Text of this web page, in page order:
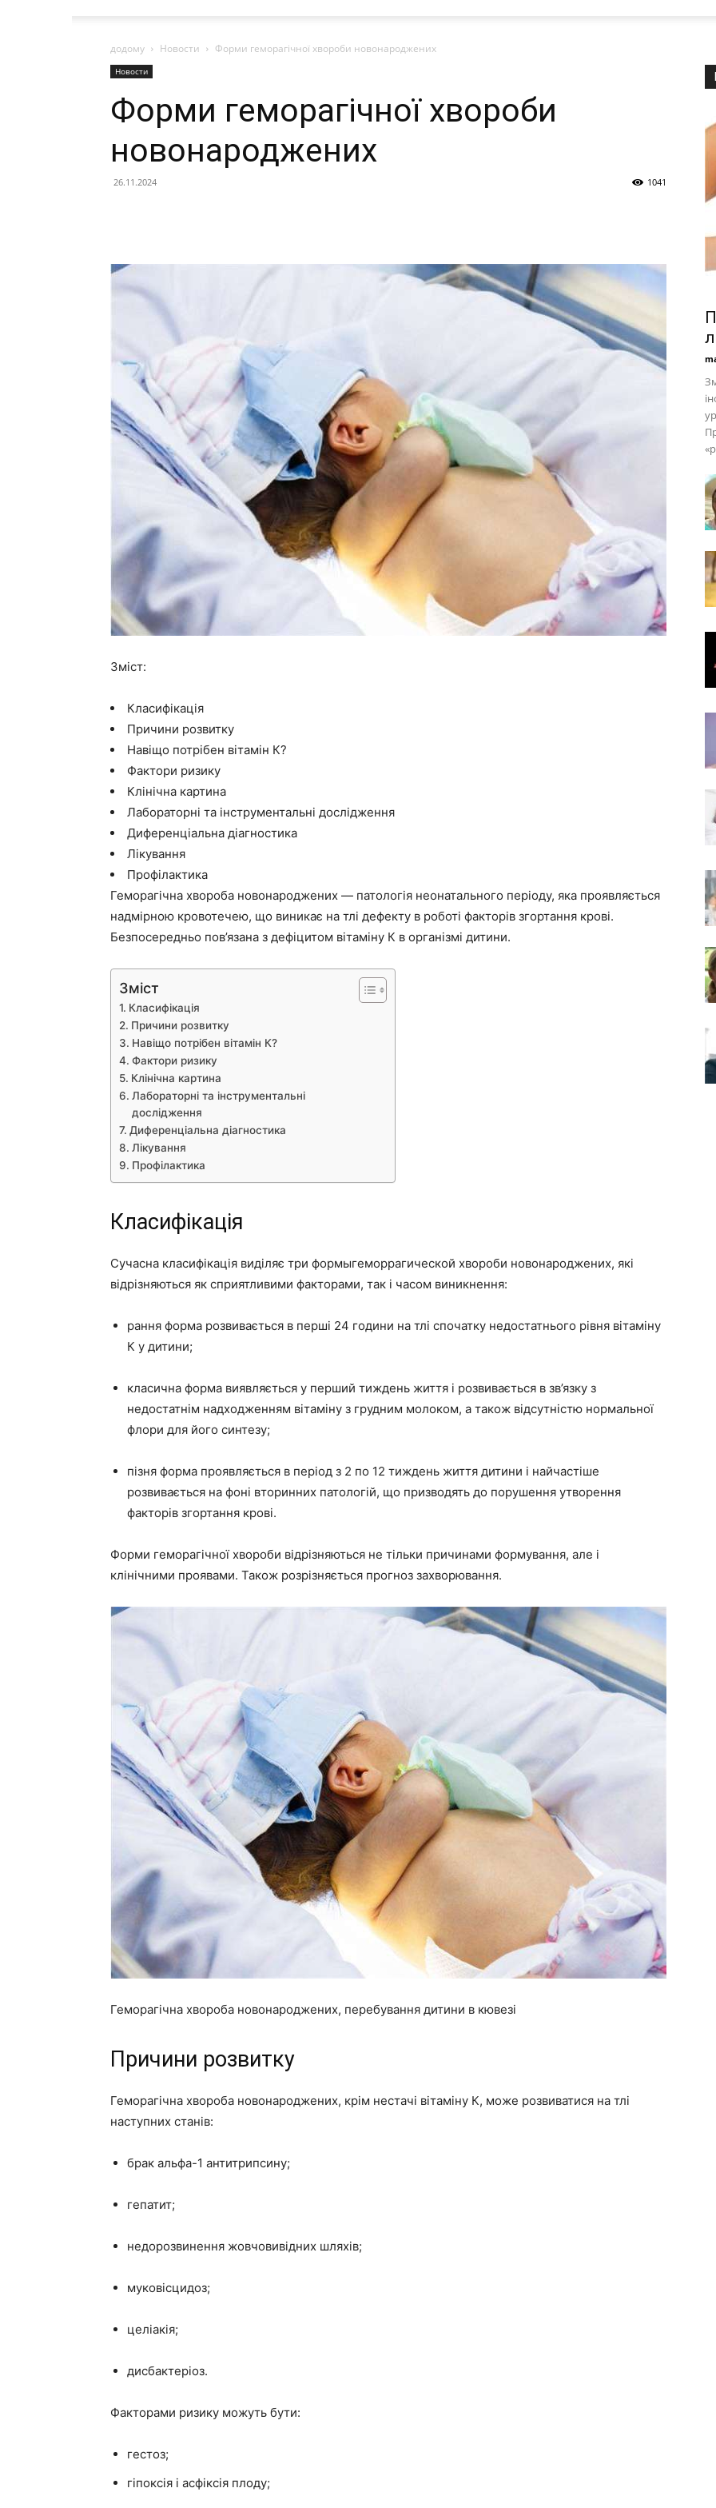
додому Новости Форми геморагічної хвороби новонароджених
Новости
Форми геморагічної хвороби
новонароджених
26.11.2024 1041
Зміст:
Класифікація
Причини розвитку
Навіщо потрібен вітамін К?
Фактори ризику
Клінічна картина
Лабораторні та інструментальні дослідження
Диференціальна діагностика
Лікування
Профілактика
Геморагічна хвороба новонароджених — патологія неонатального періоду, яка проявляється
надмірною кровотечею, що виникає на тлі дефекту в роботі факторів згортання крові.
Безпосередньо пов’язана з дефіцитом вітаміну К в організмі дитини.
Зміст
Класифікація
Причини розвитку
Навіщо потрібен вітамін К?
Фактори ризику
Клінічна картина
Лабораторні та інструментальні
дослідження
Диференціальна діагностика
Лікування
Профілактика
Класифікація
Сучасна класифікація виділяє три формыгеморрагической хвороби новонароджених, які
відрізняються як сприятливими факторами, так і часом виникнення:
рання форма розвивається в перші 24 години на тлі спочатку недостатнього рівня вітаміну
К у дитини;
класична форма виявляється у перший тиждень життя і розвивається в зв’язку з
недостатнім надходженням вітаміну з грудним молоком, а також відсутністю нормальної
флори для його синтезу;
пізня форма проявляється в період з 2 по 12 тиждень життя дитини і найчастіше
розвивається на фоні вторинних патологій, що призводять до порушення утворення
факторів згортання крові.
Форми геморагічної хвороби відрізняються не тільки причинами формування, але і
клінічними проявами. Також розрізняється прогноз захворювання.
Геморагічна хвороба новонароджених, перебування дитини в кювезі
Причини розвитку
Геморагічна хвороба новонароджених, крім нестачі вітаміну К, може розвиватися на тлі
наступних станів:
брак альфа-1 антитрипсину;
гепатит;
недорозвинення жовчовивідних шляхів;
муковісцидоз;
целіакія;
дисбактеріоз.
Факторами ризику можуть бути:
гестоз;
гіпоксія і асфіксія плоду;